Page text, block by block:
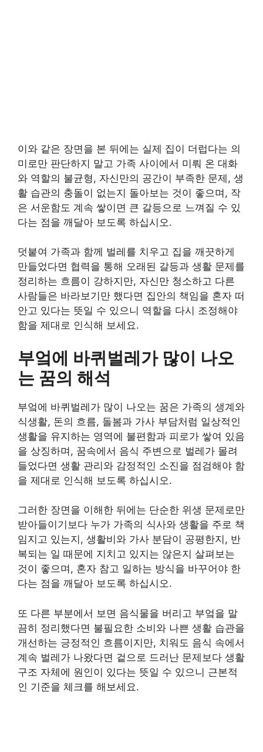
이와 같은 장면을 본 뒤에는 실제 집이 더럽다는 의
미로만 판단하지 말고 가족 사이에서 미뤄 온 대화
와 역할의 불균형, 자신만의 공간이 부족한 문제, 생
활 습관의 충돌이 없는지 돌아보는 것이 좋으며, 작
은 서운함도 계속 쌓이면 큰 갈등으로 느껴질 수 있
다는 점을 깨달아 보도록 하십시오.
덧붙여 가족과 함께 벌레를 치우고 집을 깨끗하게
만들었다면 협력을 통해 오래된 갈등과 생활 문제를
정리하는 흐름이 강하지만, 자신만 청소하고 다른
사람들은 바라보기만 했다면 집안의 책임을 혼자 떠
안고 있다는 뜻일 수 있으니 역할을 다시 조정해야
함을 제대로 인식해 보세요.
부엌에 바퀴벌레가 많이 나오
는 꿈의 해석
부엌에 바퀴벌레가 많이 나오는 꿈은 가족의 생계와
식생활, 돈의 흐름, 돌봄과 가사 부담처럼 일상적인
생활을 유지하는 영역에 불편함과 피로가 쌓여 있음
을 상징하며, 꿈속에서 음식 주변으로 벌레가 몰려
들었다면 생활 관리와 감정적인 소진을 점검해야 함
을 제대로 인식해 보도록 하십시오.
그러한 장면을 이해한 뒤에는 단순한 위생 문제로만
받아들이기보다 누가 가족의 식사와 생활을 주로 책
임지고 있는지, 생활비와 가사 분담이 공평한지, 반
복되는 일 때문에 지치고 있지는 않은지 살펴보는
것이 좋으며, 혼자 참고 일하는 방식을 바꾸어야 한
다는 점을 깨달아 보도록 하십시오.
또 다른 부분에서 보면 음식물을 버리고 부엌을 말
끔히 정리했다면 불필요한 소비와 나쁜 생활 습관을
개선하는 긍정적인 흐름이지만, 치워도 음식 속에서
계속 벌레가 나왔다면 겉으로 드러난 문제보다 생활
구조 자체에 원인이 있다는 뜻일 수 있으니 근본적
인 기준을 체크를 해보세요.